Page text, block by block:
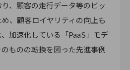
、顧客の走行データ等のビッ
、顧客ロイヤリティの向上も
加速化している「PaaS」モデ
ものの転換を図った先進事例